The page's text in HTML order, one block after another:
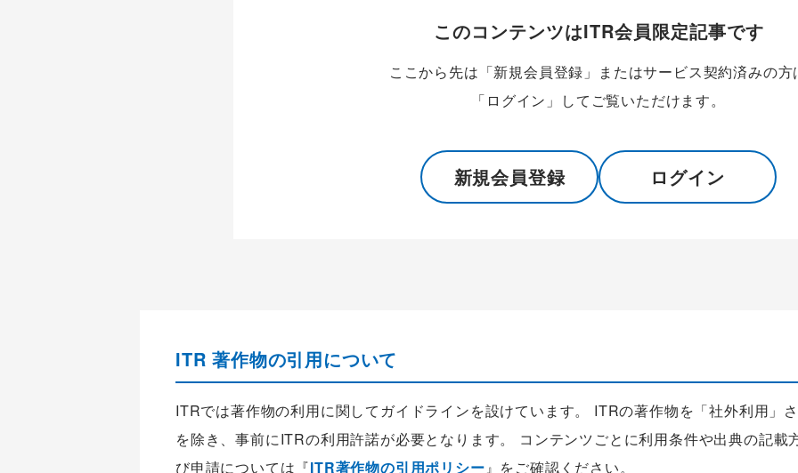
このコンテンツはITR会員限定記事です
ここから先は「新規会員登録」またはサービス契約済みの方
「ログイン」してご覧いただけます。
新規会員登録 ログイン
ITR 著作物の引用について
ITRでは著作物の利用に関してガイドラインを設けています。 ITRの著作物を「社外利用」
を除き、事前にITRの利用許諾が必要となります。 コンテンツごとに利用条件や出典の記載
び申請については『ITR著作物の引用ポリシー』をご確認ください。